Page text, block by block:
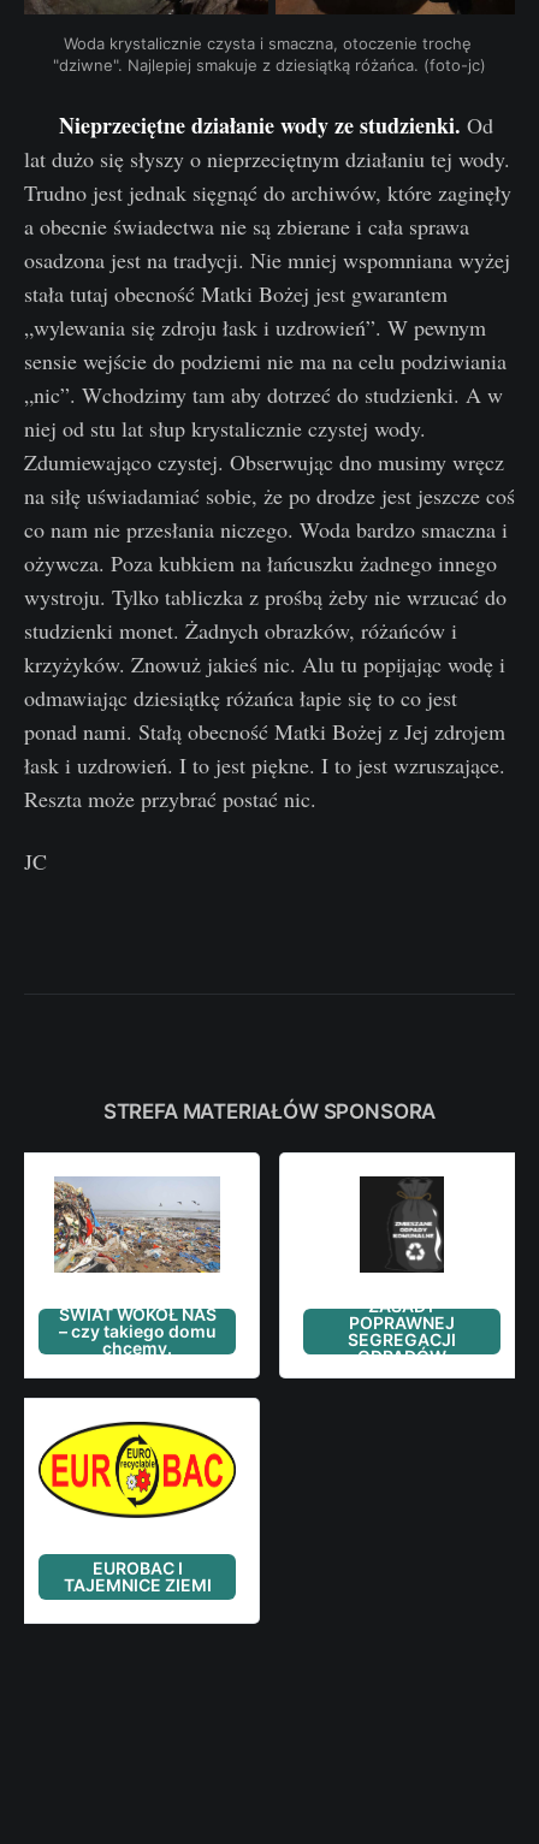
Woda krystalicznie czysta i smaczna, otoczenie trochę
"dziwne". Najlepiej smakuje z dziesiątką różańca. (foto-jc)
Nieprzeciętne działanie wody ze studzienki. Od
lat dużo się słyszy o nieprzeciętnym działaniu tej wody.
Trudno jest jednak sięgnąć do archiwów, które zaginęły
a obecnie świadectwa nie są zbierane i cała sprawa
osadzona jest na tradycji. Nie mniej wspomniana wyżej
stała tutaj obecność Matki Bożej jest gwarantem
„wylewania się zdroju łask i uzdrowień”. W pewnym
sensie wejście do podziemi nie ma na celu podziwiania
„nic”. Wchodzimy tam aby dotrzeć do studzienki. A w
niej od stu lat słup krystalicznie czystej wody.
Zdumiewająco czystej. Obserwując dno musimy wręcz
na siłę uświadamiać sobie, że po drodze jest jeszcze coś
co nam nie przesłania niczego. Woda bardzo smaczna i
ożywcza. Poza kubkiem na łańcuszku żadnego innego
wystroju. Tylko tabliczka z prośbą żeby nie wrzucać do
studzienki monet. Żadnych obrazków, różańców i
krzyżyków. Znowuż jakieś nic. Alu tu popijając wodę i
odmawiając dziesiątkę różańca łapie się to co jest
ponad nami. Stałą obecność Matki Bożej z Jej zdrojem
łask i uzdrowień. I to jest piękne. I to jest wzruszające.
Reszta może przybrać postać nic.
JC